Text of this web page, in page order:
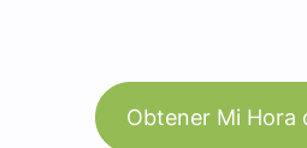
Obtener Mi Hora